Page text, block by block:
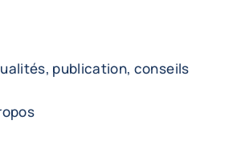
publication, conseils